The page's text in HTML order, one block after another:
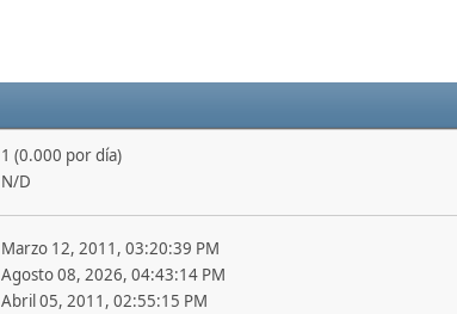
1 (0.000 por día)
N/D
Marzo 12, 2011, 03:20:39 PM
Agosto 08, 2026, 04:43:14 PM
Abril 05, 2011, 02:55:15 PM